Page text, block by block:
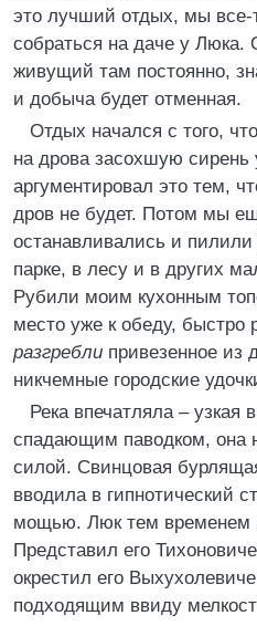
это лучший отдых, мы
собраться на даче у
живущий там постоянно,
и добыча будет отменная.
Отдых начался с того,
на дрова засохшую сирень
аргументировал это тем,
дров не будет. Потом мы
останавливались и
парке, в лесу и в других
Рубили моим кухонным
место уже к обеду, быстро
разгребли привезенное из
никчемные городские
Река впечатляла – узкая
спадающим паводком, она
силой. Свинцовая
вводила в гипнотический
мощью. Люк тем временем
Представил его
окрестил его
подходящим ввиду